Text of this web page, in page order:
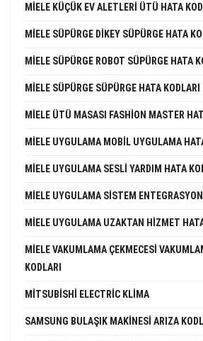
MIELE KÜÇÜK EV ALETLERI ÜTÜ HATA
MIELE SÜPÜRGE DIKEY SÜPÜRGE HATA
MIELE SÜPÜRGE ROBOT SÜPÜRGE HATA
MIELE SÜPÜRGE SÜPÜRGE HATA KODLARI
MIELE ÜTÜ MASASI FASHION MASTER
MIELE UYGULAMA MOBIL UYGULAMA
MIELE UYGULAMA SESLI YARDIM HATA
MIELE UYGULAMA SISTEM
MIELE UYGULAMA UZAKTAN HIZMET
MIELE VAKUMLAMA ÇEKMECESI
KODLARI
MITSUBISHI ELECTRIC KLIMA
SAMSUNG BULAŞIK MAKINESI ARIZA